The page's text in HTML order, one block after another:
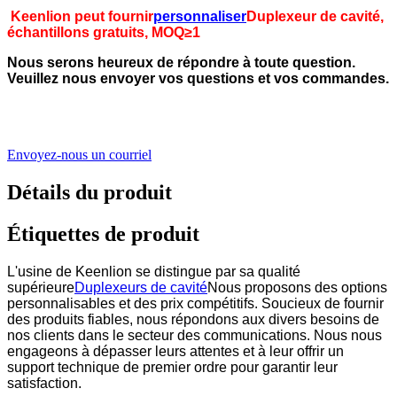
Keenlion peut fournirpersonnaliserDuplexeur de cavité,
échantillons gratuits, MOQ≥1
Nous serons heureux de répondre à toute question.
Veuillez nous envoyer vos questions et vos commandes.
Envoyez-nous un courriel
Détails du produit
Étiquettes de produit
L'usine de Keenlion se distingue par sa qualité
supérieureDuplexeurs de cavitéNous proposons des options
personnalisables et des prix compétitifs. Soucieux de fournir
des produits fiables, nous répondons aux divers besoins de
nos clients dans le secteur des communications. Nous nous
engageons à dépasser leurs attentes et à leur offrir un
support technique de premier ordre pour garantir leur
satisfaction.